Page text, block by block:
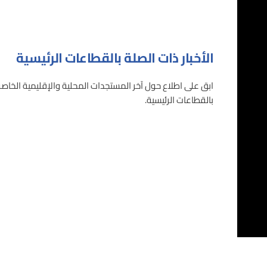
الأخبار ذات الصلة بالقطاعات الرئيسية
ابق على اطلاع حول آخر المستجدات المحلية والإقليمية
بالقطاعات الرئيسية.